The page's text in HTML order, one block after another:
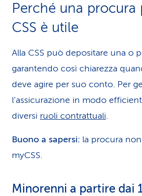
Perché una procura
CSS è utile
Alla CSS può depositare una o
garantendo così chiarezza
deve agire per suo conto. Per
l’assicurazione in modo
diversi ruoli contrattuali.
Buono a sapersi: la procura
myCSS.
Minorenni a partire dai